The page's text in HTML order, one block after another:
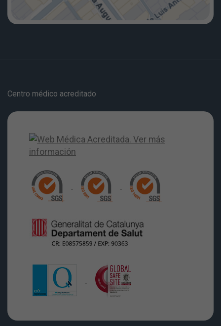
Centro médico acreditado